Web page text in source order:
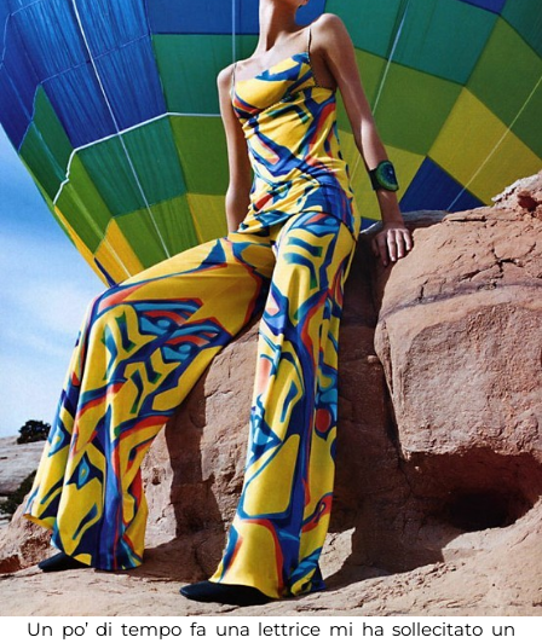
Un po’ di tempo fa una lettrice mi ha sollecitato un